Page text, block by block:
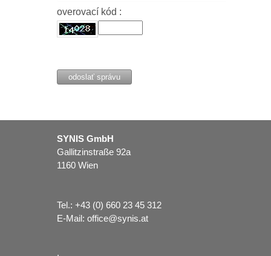
overovací kód :
SYNIS GmbH
Gallitzinstraße 92a
1160 Wien
Tel.: +43 (0) 660 23 45 312
E-Mail: office@synis.at